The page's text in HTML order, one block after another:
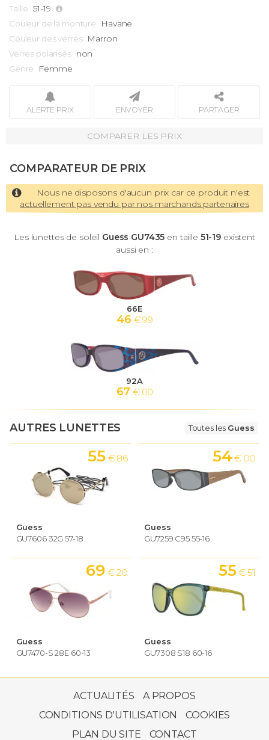
Taille 51-19
Couleur de la monture Havane
Couleur des verres Marron
Verres polarisés non
Genre Femme
ALERTE PRIX ENVOYER PARTAGER
COMPARER LES PRIX
COMPARATEUR DE PRIX
Nous ne disposons d'aucun prix car ce produit n'est
actuellement pas vendu par nos marchands partenaires
Les lunettes de soleil Guess GU7435 en taille 51-19 existent
aussi en :
66E
46 € 99
92A
67 € 00
AUTRES LUNETTES Toutes les Guess
Guess
GU7606 32G 57-18
55 € 86
Guess
GU7259 C95 55-16
54 € 00
Guess
GU7470-S 28E 60-13
69 € 20
Guess
GU7308 S18 60-16
55 € 51
ACTUALITÉS
A PROPOS
CONDITIONS D'UTILISATION
COOKIES
PLAN DU SITE
CONTACT